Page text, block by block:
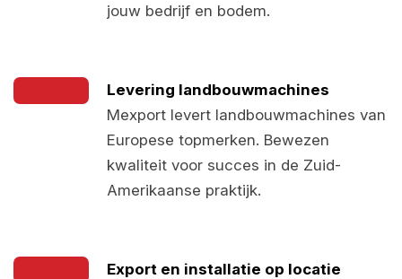
jouw bedrijf en bodem.
Levering landbouwmachines
Mexport levert landbouwmachines van
Europese topmerken. Bewezen
kwaliteit voor succes in de Zuid-
Amerikaanse praktijk.
Export en installatie op locatie